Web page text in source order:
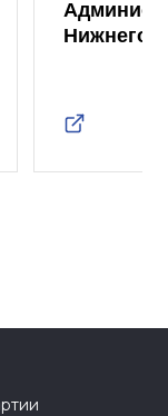
Нижнего